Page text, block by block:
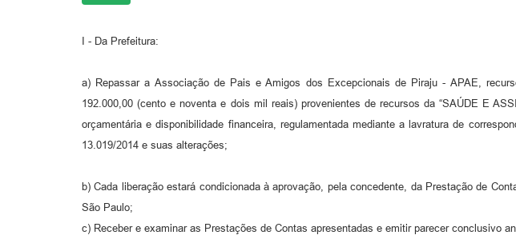
I - Da Prefeitura:
a) Repassar a Associação de Pais e Amigos dos Excepcionais de Piraju - APAE,
192.000,00 (cento e noventa e dois mil reais) provenientes de recursos da “SAÚDE E
orçamentária e disponibilidade financeira, regulamentada mediante a lavratura de
13.019/2014 e suas alterações;
b) Cada liberação estará condicionada à aprovação, pela concedente, da Prestação de
São Paulo;
c) Receber e examinar as Prestações de Contas apresentadas e emitir parecer conclusivo